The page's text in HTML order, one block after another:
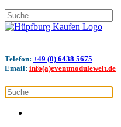
Telefon: +49 (0) 6438 5675
Email: info(a)eventmodulewelt.de